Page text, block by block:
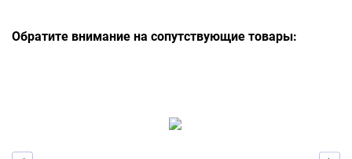
Обратите внимание на сопутствующие товары: